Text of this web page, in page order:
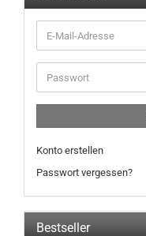
Konto erstellen
Passwort vergessen?
Bestseller